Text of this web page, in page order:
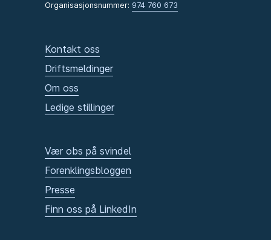
Organisasjonsnummer: 974 760 673
Kontakt oss
Driftsmeldinger
Om oss
Ledige stillinger
Vær obs på svindel
Forenklingsbloggen
Presse
Finn oss på LinkedIn